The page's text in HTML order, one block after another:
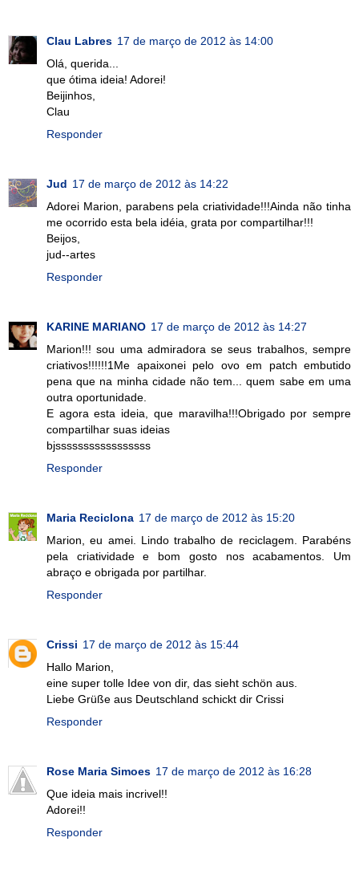
Clau Labres 17 de março de 2012 às 14:00
Olá, querida...
que ótima ideia! Adorei!
Beijinhos,
Clau
Responder
Jud 17 de março de 2012 às 14:22
Adorei Marion, parabens pela criatividade!!!Ainda não tinha
me ocorrido esta bela idéia, grata por compartilhar!!!
Beijos,
jud--artes
Responder
KARINE MARIANO 17 de março de 2012 às 14:27
Marion!!! sou uma admiradora se seus trabalhos, sempre
criativos!!!!!!1Me apaixonei pelo ovo em patch embutido
pena que na minha cidade não tem... quem sabe em uma
outra oportunidade.
E agora esta ideia, que maravilha!!!Obrigado por sempre
compartilhar suas ideias
bjsssssssssssssssss
Responder
Maria Reciclona 17 de março de 2012 às 15:20
Marion, eu amei. Lindo trabalho de reciclagem. Parabéns
pela criatividade e bom gosto nos acabamentos. Um
abraço e obrigada por partilhar.
Responder
Crissi 17 de março de 2012 às 15:44
Hallo Marion,
eine super tolle Idee von dir, das sieht schön aus.
Liebe Grüße aus Deutschland schickt dir Crissi
Responder
Rose Maria Simoes 17 de março de 2012 às 16:28
Que ideia mais incrivel!!
Adorei!!
Responder